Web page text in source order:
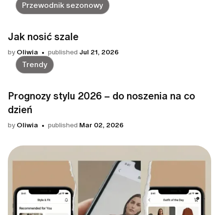
Przewodnik sezonowy
Jak nosić szale
by Oliwia published Jul 21, 2026
Trendy
Prognozy stylu 2026 – do noszenia na co
dzień
by Oliwia published Mar 02, 2026